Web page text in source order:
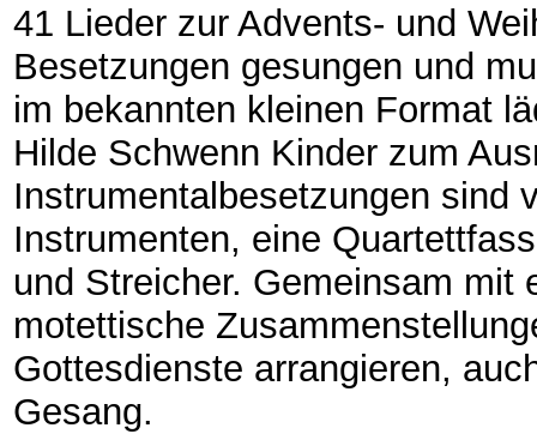
41 Lieder zur Advents- und
Besetzungen gesungen und
im bekannten kleinen Format
Hilde Schwenn Kinder zum
Instrumentalbesetzungen sind
Instrumenten, eine
und Streicher. Gemeinsam mit
motettische
Gottesdienste arrangieren,
Gesang.